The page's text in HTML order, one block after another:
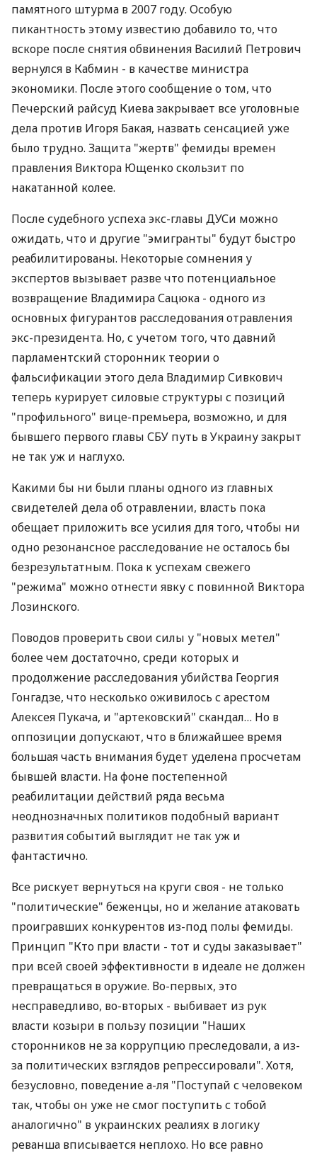
памятного штурма в 2007 году. Особую
пикантность этому известию добавило то, что
вскоре после снятия обвинения Василий Петрович
вернулся в Кабмин - в качестве министра
экономики. После этого сообщение о том, что
Печерский райсуд Киева закрывает все уголовные
дела против Игоря Бакая, назвать сенсацией уже
было трудно. Защита "жертв" фемиды времен
правления Виктора Ющенко скользит по
накатанной колее.
После судебного успеха экс-главы ДУСи можно
ожидать, что и другие "эмигранты" будут быстро
реабилитированы. Некоторые сомнения у
экспертов вызывает разве что потенциальное
возвращение Владимира Сацюка - одного из
основных фигурантов расследования отравления
экс-президента. Но, с учетом того, что давний
парламентский сторонник теории о
фальсификации этого дела Владимир Сивкович
теперь курирует силовые структуры с позиций
"профильного" вице-премьера, возможно, и для
бывшего первого главы СБУ путь в Украину закрыт
не так уж и наглухо.
Какими бы ни были планы одного из главных
свидетелей дела об отравлении, власть пока
обещает приложить все усилия для того, чтобы ни
одно резонансное расследование не осталось бы
безрезультатным. Пока к успехам свежего
"режима" можно отнести явку с повинной Виктора
Лозинского.
Поводов проверить свои силы у "новых метел"
более чем достаточно, среди которых и
продолжение расследования убийства Георгия
Гонгадзе, что несколько оживилось с арестом
Алексея Пукача, и "артековский" скандал… Но в
оппозиции допускают, что в ближайшее время
большая часть внимания будет уделена просчетам
бывшей власти. На фоне постепенной
реабилитации действий ряда весьма
неоднозначных политиков подобный вариант
развития событий выглядит не так уж и
фантастично.
Все рискует вернуться на круги своя - не только
"политические" беженцы, но и желание атаковать
проигравших конкурентов из-под полы фемиды.
Принцип "Кто при власти - тот и суды заказывает"
при всей своей эффективности в идеале не должен
превращаться в оружие. Во-первых, это
несправедливо, во-вторых - выбивает из рук
власти козыри в пользу позиции "Наших
сторонников не за коррупцию преследовали, а из-
за политических взглядов репрессировали". Хотя,
безусловно, поведение а-ля "Поступай с человеком
так, чтобы он уже не смог поступить с тобой
аналогично" в украинских реалиях в логику
реванша вписывается неплохо. Но все равно